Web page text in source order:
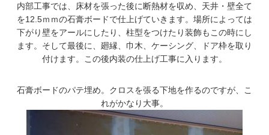
内部工事では、床材を張った後に断熱材を収め、天井・壁全て
を12.5ｍｍの石膏ボードで仕上げていきます。場所によっては
下がり壁をアールにしたり、柱型をつけたり装飾もこの時にし
ます。そして最後に、廻縁、巾木、ケーシング、ドア枠を取り
付けます。この後内装の仕上げ工事に入ります。
石膏ボードのパテ埋め。クロスを張る下地を作るのですが、こ
れがかなり大事。